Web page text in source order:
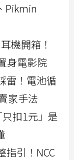
Pikmin
機開箱！
身電影院
雷！電池循
家手法
扣1元」是
指引！NCC